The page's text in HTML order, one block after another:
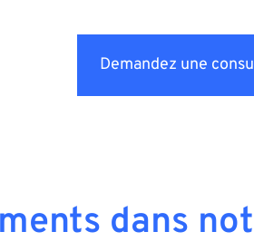
Demandez une
dans